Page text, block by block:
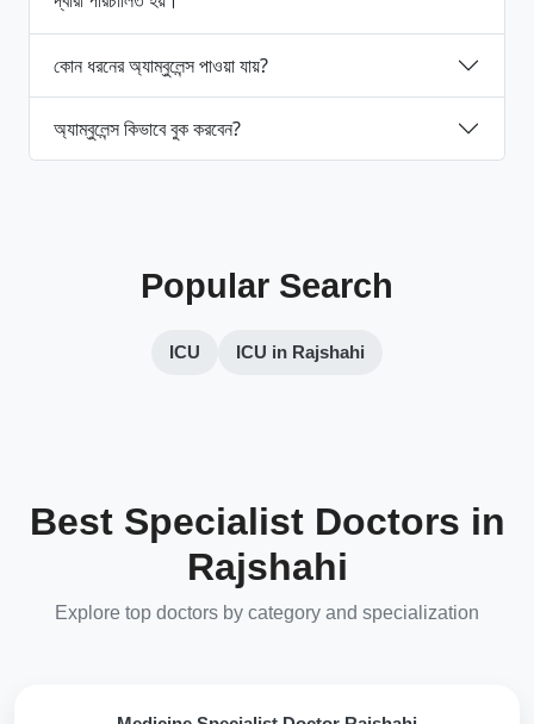
কোন ধরনের অ্যাম্বুলেন্স পাওয়া যায়?
অ্যাম্বুলেন্স কিভাবে বুক করবেন?
Popular Search
ICU ICU in Rajshahi
Best Specialist Doctors in
Rajshahi
Explore top doctors by category and specialization